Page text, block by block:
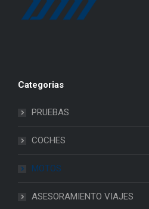
Categorias
PRUEBAS
COCHES
MOTOS
ASESORAMIENTO VIAJES